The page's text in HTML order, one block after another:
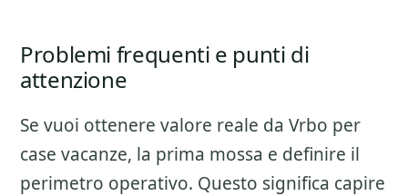
Problemi frequenti e punti di
attenzione
Se vuoi ottenere valore reale da Vrbo per
case vacanze, la prima mossa e definire il
perimetro operativo. Questo significa capire